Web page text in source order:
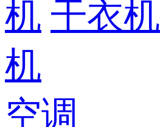
机 干衣机
机
空调